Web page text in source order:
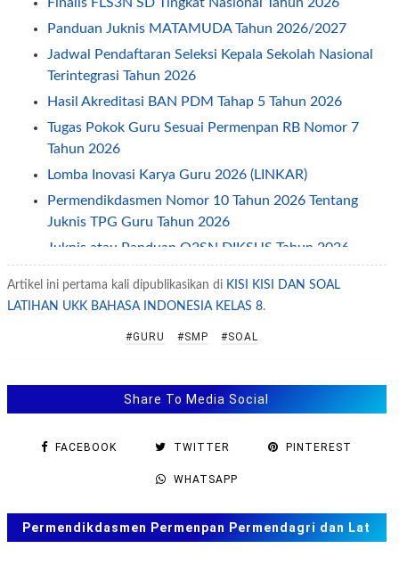
Panduan Juknis MATAMUDA Tahun 2026/2027
Jadwal Pendaftaran Seleksi Kepala Sekolah Nasional
Terintegrasi Tahun 2026
Hasil Akreditasi BAN PDM Tahap 5 Tahun 2026
Tugas Pokok Guru Sesuai Permenpan RB Nomor 7
Tahun 2026
Lomba Inovasi Karya Guru 2026 (LINKAR)
Permendikdasmen Nomor 10 Tahun 2026 Tentang
Juknis TPG Guru Tahun 2026
Juknis atau Panduan O2SN DIKSUS Tahun 2026
2026
Penyelenggaraan Kearsipan
Juknis BOS 2026
Juknis OSN SD SMP SMA Tahun 2026
Juknis PKBI Bagi Guru (GTK) Tahun 2026—2029
Permendikdasmen Nomor 12 Tahun 2025 tentang
Standar Isi
Artikel ini pertama kali dipublikasikan di KISI KISI DAN SOAL
LATIHAN UKK BAHASA INDONESIA KELAS 8.
#GURU #SMP #SOAL
Share To Media Social
FACEBOOK TWITTER PINTEREST
WHATSAPP
Permendikdasmen Permenpan Permendagri dan Lat